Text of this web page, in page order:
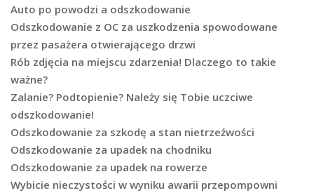
Auto po powodzi a odszkodowanie
Odszkodowanie z OC za uszkodzenia spowodowane
przez pasażera otwierającego drzwi
Rób zdjęcia na miejscu zdarzenia! Dlaczego to takie
ważne?
Zalanie? Podtopienie? Należy się Tobie uczciwe
odszkodowanie!
Odszkodowanie za szkodę a stan nietrzeźwości
Odszkodowanie za upadek na chodniku
Odszkodowanie za upadek na rowerze
Wybicie nieczystości w wyniku awarii przepompowni